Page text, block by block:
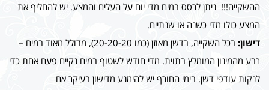
ההשקייה!!! ניתן לרסס במים מדי יום על העלים והמצע. יש להחליף את
המצע כולו מדי כשנה או שנתיים.
דישון:
בכל השקייה, בדשן מאוזן (כמו 20-20-20), מדולל מאוד במים –
רבע מהמינון המומלץ בתוית. מדי חודש לשטוף במים נקיים פעם אחת כדי
לנקות עודפי דשן. בימי החורף יש להימנע מדישון בעיקר אם